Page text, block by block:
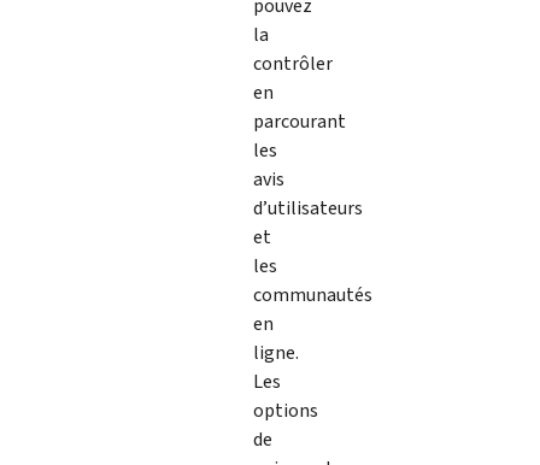
pouvez
la
contrôler
en
parcourant
les
avis
d’utilisateurs
et
les
communautés
en
ligne.
Les
options
de